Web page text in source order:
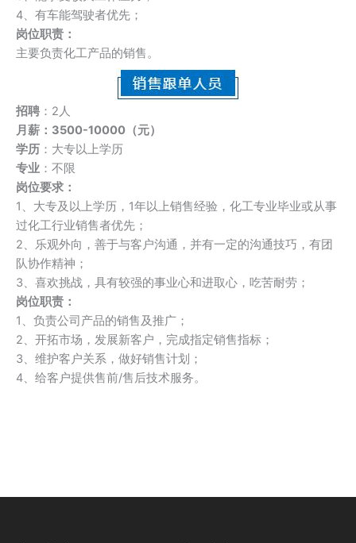
4、有车能驾驶者优先；
岗位职责：
主要负责化工产品的销售。
招聘 ：2人
月薪：3500-10000（元）
学历 ：大专以上学历
专业 ：不限
岗位要求：
1、大专及以上学历，1年以上销售经验，化工专业毕业或从事
过化工行业销售者优先；
2、乐观外向，善于与客户沟通，并有一定的沟通技巧，有团
队协作精神；
3、喜欢挑战，具有较强的事业心和进取心，吃苦耐劳；
岗位职责：
1、负责公司产品的销售及推广；
2、开拓市场，发展新客户，完成指定销售指标；
3、维护客户关系，做好销售计划；
4、给客户提供售前/售后技术服务。